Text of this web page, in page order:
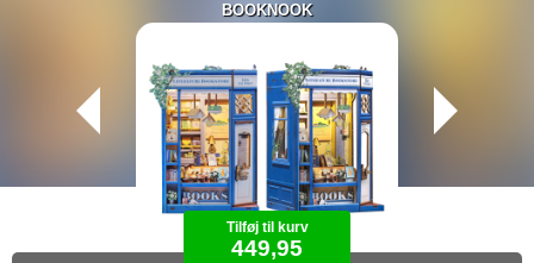
BOOKNOOK
Tilføj til kurv
449,95